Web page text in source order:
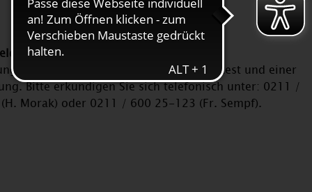
nicht möglich.
ist verbunden mit einem Einstufungstest und einer
Bitte erkundigen Sie sich telefonisch unter: 0211 /
Morak) oder 0211 / 600 25-123 (Fr. Sempf).